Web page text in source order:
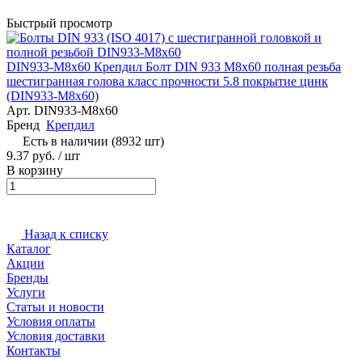
Быстрый просмотр
DIN933-М8х60 Крепдил Болт DIN 933 М8х60 полная резьба
шестигранная голова класс прочности 5.8 покрытие цинк
(DIN933-М8х60)
Арт. DIN933-М8х60
Бренд Крепдил
Есть в наличии (8932 шт)
9.37 руб. / шт
В корзину
Назад к списку
Каталог
Акции
Бренды
Услуги
Статьи и новости
Условия оплаты
Условия доставки
Контакты